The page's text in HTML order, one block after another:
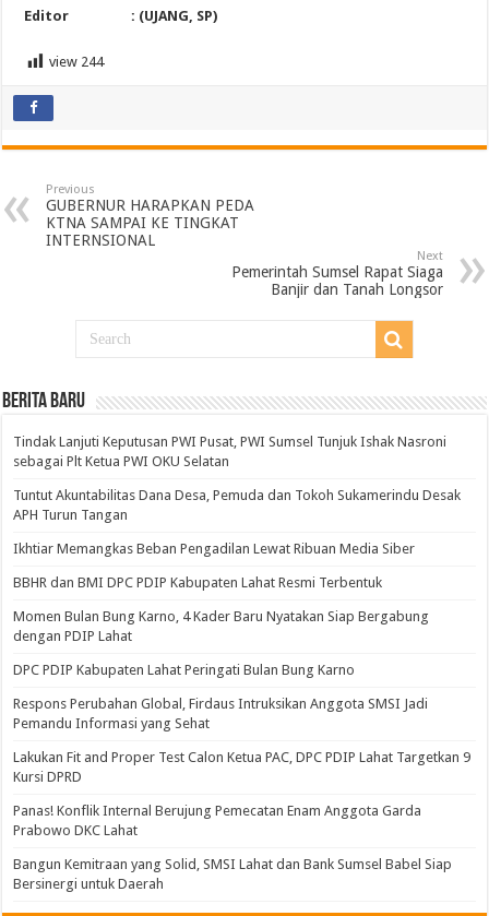
Editor : (UJANG, SP)
view 244
Previous
GUBERNUR HARAPKAN PEDA
KTNA SAMPAI KE TINGKAT
INTERNSIONAL
Next
Pemerintah Sumsel Rapat Siaga
Banjir dan Tanah Longsor
BERITA BARU
Tindak Lanjuti Keputusan PWI Pusat, PWI Sumsel Tunjuk Ishak Nasroni
sebagai Plt Ketua PWI OKU Selatan
Tuntut Akuntabilitas Dana Desa, Pemuda dan Tokoh Sukamerindu Desak
APH Turun Tangan
Ikhtiar Memangkas Beban Pengadilan Lewat Ribuan Media Siber
BBHR dan BMI DPC PDIP Kabupaten Lahat Resmi Terbentuk
Momen Bulan Bung Karno, 4 Kader Baru Nyatakan Siap Bergabung
dengan PDIP Lahat
DPC PDIP Kabupaten Lahat Peringati Bulan Bung Karno
Respons Perubahan Global, Firdaus Intruksikan Anggota SMSI Jadi
Pemandu Informasi yang Sehat
Lakukan Fit and Proper Test Calon Ketua PAC, DPC PDIP Lahat Targetkan 9
Kursi DPRD
Panas! Konflik Internal Berujung Pemecatan Enam Anggota Garda
Prabowo DKC Lahat
Bangun Kemitraan yang Solid, SMSI Lahat dan Bank Sumsel Babel Siap
Bersinergi untuk Daerah